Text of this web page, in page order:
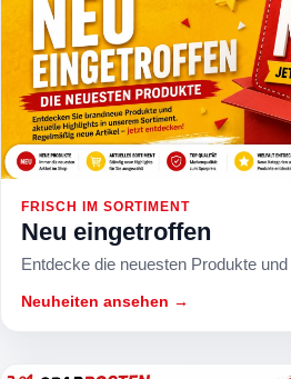
FRISCH IM SORTIMENT
Neu eingetroffen
Entdecke die neuesten Produkte
Neuheiten ansehen →